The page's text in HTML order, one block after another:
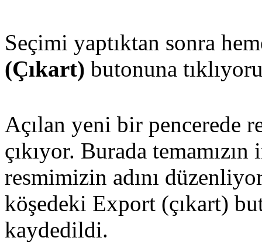
Seçimi yaptıktan sonra
(Çıkart) butonuna
Açılan yeni bir pencerede
çıkıyor. Burada
resmimizin adını
köşedeki Export (çıkart)
kaydedildi.